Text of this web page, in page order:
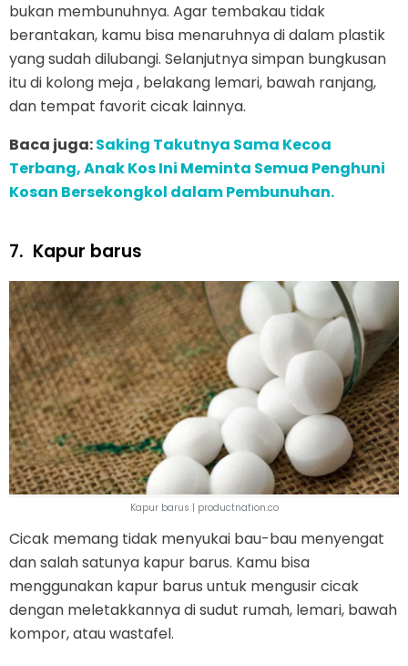
bukan membunuhnya. Agar tembakau tidak
berantakan, kamu bisa menaruhnya di dalam plastik
yang sudah dilubangi. Selanjutnya simpan bungkusan
itu di kolong meja , belakang lemari, bawah ranjang,
dan tempat favorit cicak lainnya.
Baca juga:Saking Takutnya Sama Kecoa
Terbang, Anak Kos Ini Meminta Semua Penghuni
Kosan Bersekongkol dalam Pembunuhan.
7. Kapur barus
Kapur barus | productnation.co
Cicak memang tidak menyukai bau-bau menyengat
dan salah satunya kapur barus. Kamu bisa
menggunakan kapur barus untuk mengusir cicak
dengan meletakkannya di sudut rumah, lemari, bawah
kompor, atau wastafel.